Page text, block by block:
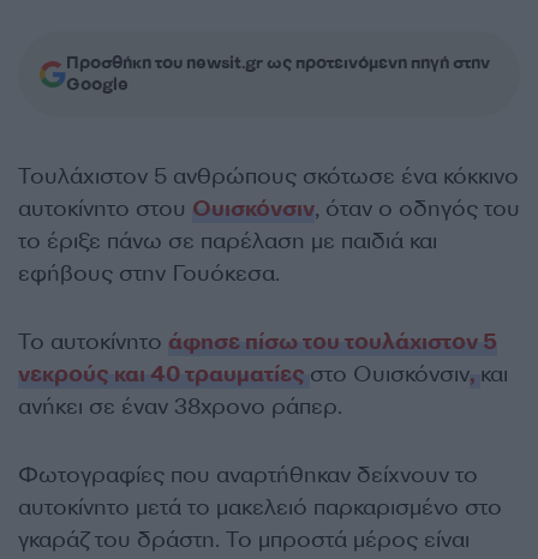
Προσθήκη του newsit.gr ως προτεινόμενη πηγή στην
Google
Τουλάχιστον 5 ανθρώπους σκότωσε ένα κόκκινο
αυτοκίνητο στου Ουισκόνσιν, όταν ο οδηγός του
το έριξε πάνω σε παρέλαση με παιδιά και
εφήβους στην Γουόκεσα.
Το αυτοκίνητο άφησε πίσω του τουλάχιστον 5
νεκρούς και 40 τραυματίες στο Ουισκόνσιν, και
ανήκει σε έναν 38χρονο ράπερ.
Φωτογραφίες που αναρτήθηκαν δείχνουν το
αυτοκίνητο μετά το μακελειό παρκαρισμένο στο
γκαράζ του δράστη. Το μπροστά μέρος είναι